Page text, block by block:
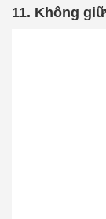
11. Không